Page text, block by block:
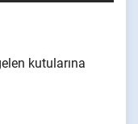
kutularına